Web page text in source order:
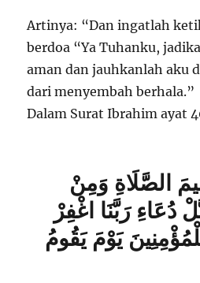
Artinya: “Dan ingatlah
berdoa “Ya Tuhanku,
aman dan jauhkanlah aku
dari menyembah berhala.”
Dalam Surat Ibrahim ayat
الصَّلَاةِ وَمِنْ
دُعَاءِ رَبَّنَا اغْفِرْ
يَوْمَ يَقُومُ